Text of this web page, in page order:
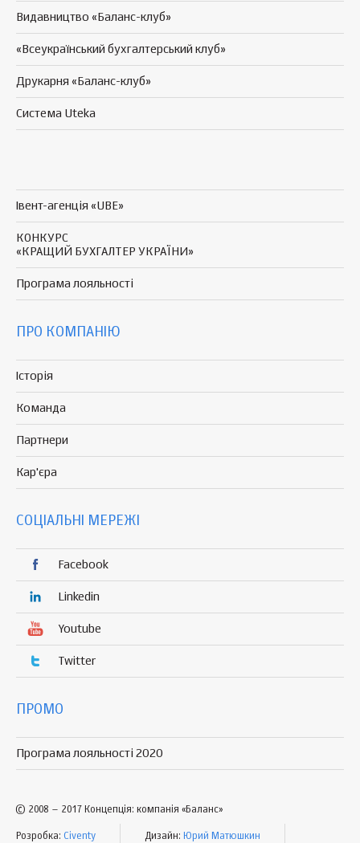
Видавництво «Баланс-клуб»
«Всеукраїнський бухгалтерський клуб»
Друкарня «Баланс-клуб»
Система Uteka
Івент-агенція «UBE»
КОНКУРС
«КРАЩИЙ БУХГАЛТЕР УКРАЇНИ»
Програма лояльності
ПРО КОМПАНІЮ
Історія
Команда
Партнери
Кар'єра
СОЦІАЛЬНІ МЕРЕЖІ
Facebook
Linkedin
Youtube
Twitter
ПРОМО
Програма лояльності 2020
© 2008 – 2017 Концепція: компанія «Баланс»
Розробка: Civenty Дизайн: Юрий Матюшкин